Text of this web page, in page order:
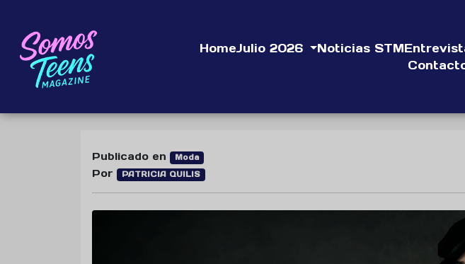
HomeJulio 2026 Noticias STM
Publicado en Moda
Por PATRICIA QUILIS